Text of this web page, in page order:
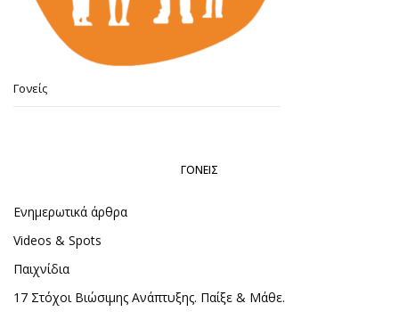
Γονείς
ΓΟΝΕΊΣ
Ενημερωτικά άρθρα
Videos & Spots
Παιχνίδια
17 Στόχοι Βιώσιμης Ανάπτυξης. Παίξε & Μάθε.